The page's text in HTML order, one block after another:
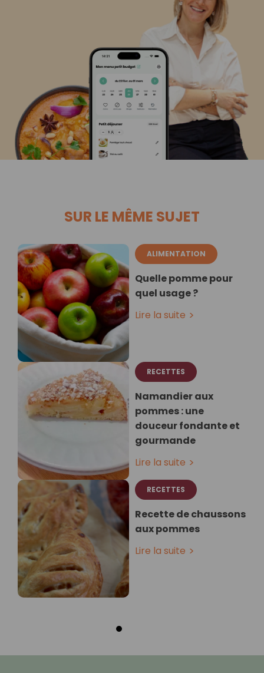
SUR LE MÊME SUJET
ALIMENTATION
Quelle pomme pour
quel usage ?
Lire la suite
RECETTES
Namandier aux
pommes : une
douceur fondante et
gourmande
Lire la suite
RECETTES
Recette de chaussons
aux pommes
Lire la suite